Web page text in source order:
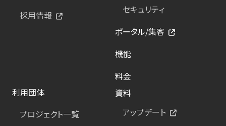
採用情報
セキュリティ
ポータル/集客
機能
料金
利用団体
プロジェクト一覧
資料
アップデート